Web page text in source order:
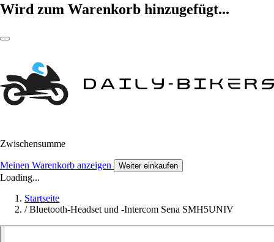
Wird zum Warenkorb hinzugefügt...
Zwischensumme
Meinen Warenkorb anzeigen Weiter einkaufen
Loading...
Startseite
/ Bluetooth-Headset und -Intercom Sena SMH5UNIV